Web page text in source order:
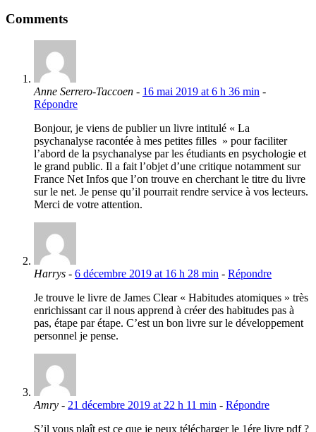
Comments
Anne Serrero-Taccoen - 16 mai 2019 at 6 h 36 min -
Répondre
Bonjour, je viens de publier un livre intitulé « La
psychanalyse racontée à mes petites filles » pour faciliter
l’abord de la psychanalyse par les étudiants en psychologie et
le grand public. Il a fait l’objet d’une critique notamment sur
France Net Infos que l’on trouve en cherchant le titre du livre
sur le net. Je pense qu’il pourrait rendre service à vos lecteurs.
Merci de votre attention.
Harrys - 6 décembre 2019 at 16 h 28 min - Répondre
Je trouve le livre de James Clear « Habitudes atomiques » très
enrichissant car il nous apprend à créer des habitudes pas à
pas, étape par étape. C’est un bon livre sur le développement
personnel je pense.
Amry - 21 décembre 2019 at 22 h 11 min - Répondre
S’il vous plaît est ce que je peux télécharger le 1ére livre pdf ?